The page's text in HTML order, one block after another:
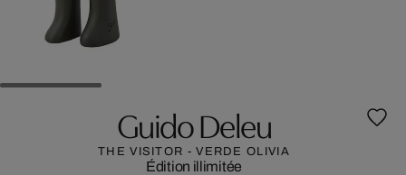
Guido Deleu
THE VISITOR - VERDE OLIVIA
Édition illimitée